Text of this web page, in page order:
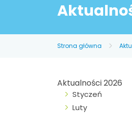
Strona główna
Aktualności 2026
Styczeń
Luty